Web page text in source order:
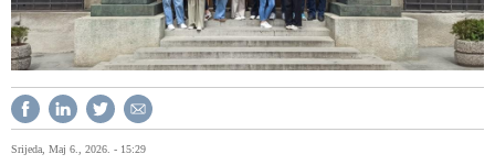
Srijeda, Maj 6., 2026. - 15:29